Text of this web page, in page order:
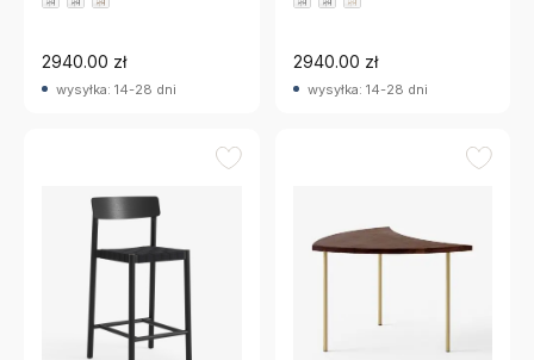
2940.00 zł
wysyłka: 14-28 dni
2940.00 zł
wysyłka: 14-28 dni